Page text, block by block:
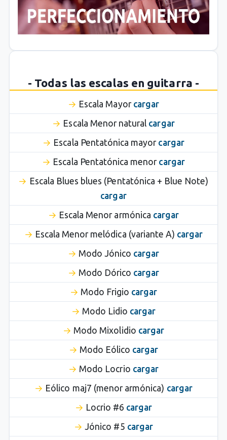
- Todas las escalas en guitarra -
Escala Mayor cargar
Escala Menor natural cargar
Escala Pentatónica mayor cargar
Escala Pentatónica menor cargar
Escala Blues blues (Pentatónica + Blue Note)
cargar
Escala Menor armónica cargar
Escala Menor melódica (variante A) cargar
Modo Jónico cargar
Modo Dórico cargar
Modo Frigio cargar
Modo Lidio cargar
Modo Mixolidio cargar
Modo Eólico cargar
Modo Locrio cargar
Eólico maj7 (menor armónica) cargar
Locrio #6 cargar
Jónico #5 cargar